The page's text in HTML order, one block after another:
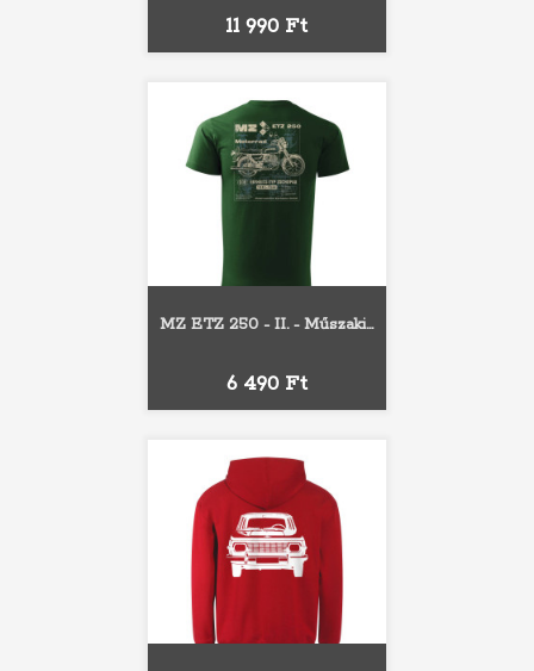
Ár
11 990 Ft
MZ ETZ 250 - II. - Műszaki...
Ár
6 490 Ft